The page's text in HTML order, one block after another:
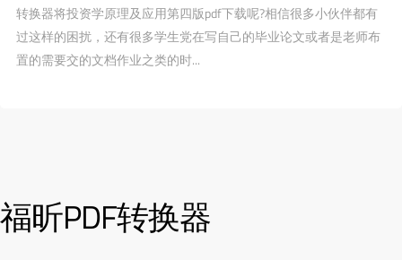
转换器将投资学原理及应用第四版pdf下载呢?相信很多小伙伴都有
过这样的困扰，还有很多学生党在写自己的毕业论文或者是老师布
置的需要交的文档作业之类的时...
福昕PDF转换器